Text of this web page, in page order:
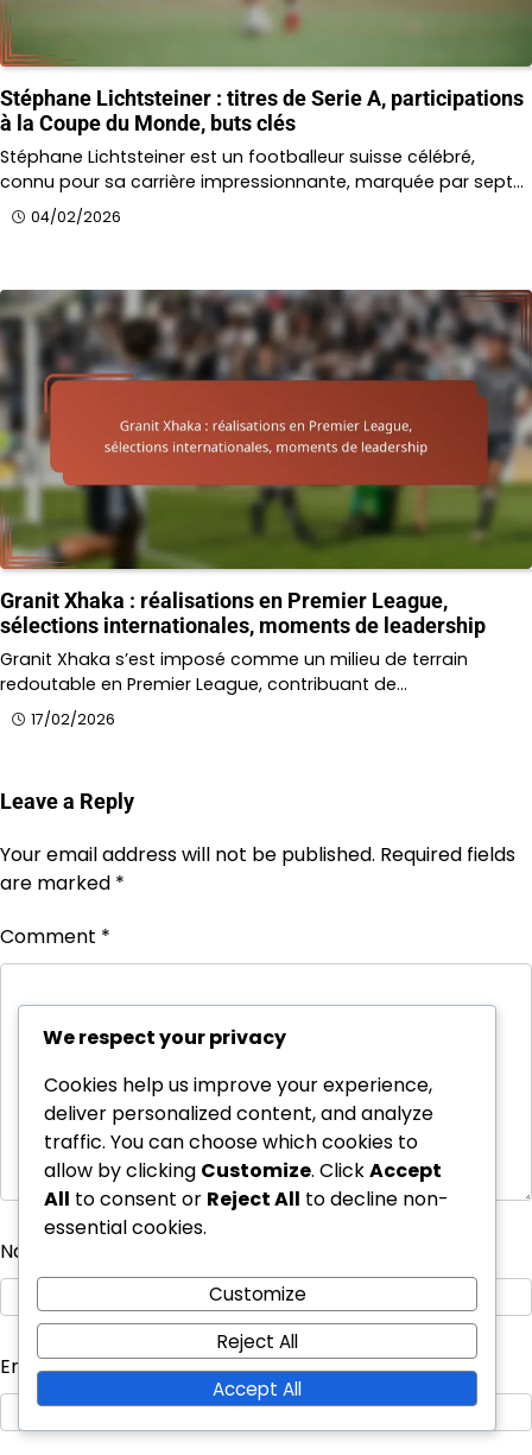
Stéphane Lichtsteiner : titres de Serie A, participations
à la Coupe du Monde, buts clés
Stéphane Lichtsteiner est un footballeur suisse célébré,
connu pour sa carrière impressionnante, marquée par sept…
04/02/2026
Granit Xhaka : réalisations en Premier League,
sélections internationales, moments de leadership
Granit Xhaka s’est imposé comme un milieu de terrain
redoutable en Premier League, contribuant de…
17/02/2026
Leave a Reply
Your email address will not be published. Required fields
are marked *
Comment *
Name
Email*
We respect your privacy
Cookies help us improve your experience,
deliver personalized content, and analyze
traffic. You can choose which cookies to
allow by clicking Customize. ClickAccept
All to consent or Reject All to decline non-
essential cookies.
Customize
Reject All
Accept All